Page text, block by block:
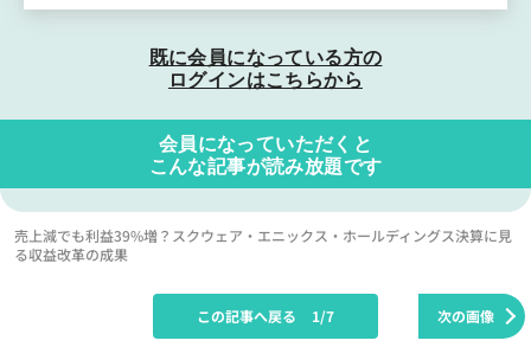
既に会員になっている方の
ログインはこちらから
会員になっていただくと
こんな記事が読み放題です
売上減でも利益39%増？スクウェア・エニックス・ホールディングス決算に見
る収益改革の成果
次の画像
この記事へ戻る 1/7